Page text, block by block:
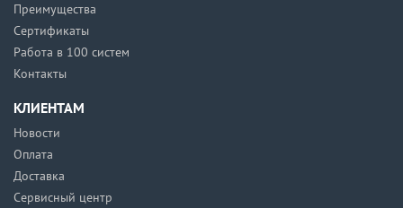
Преимущества
Сертификаты
Работа в 100 систем
Контакты
КЛИЕНТАМ
Новости
Оплата
Доставка
Сервисный центр